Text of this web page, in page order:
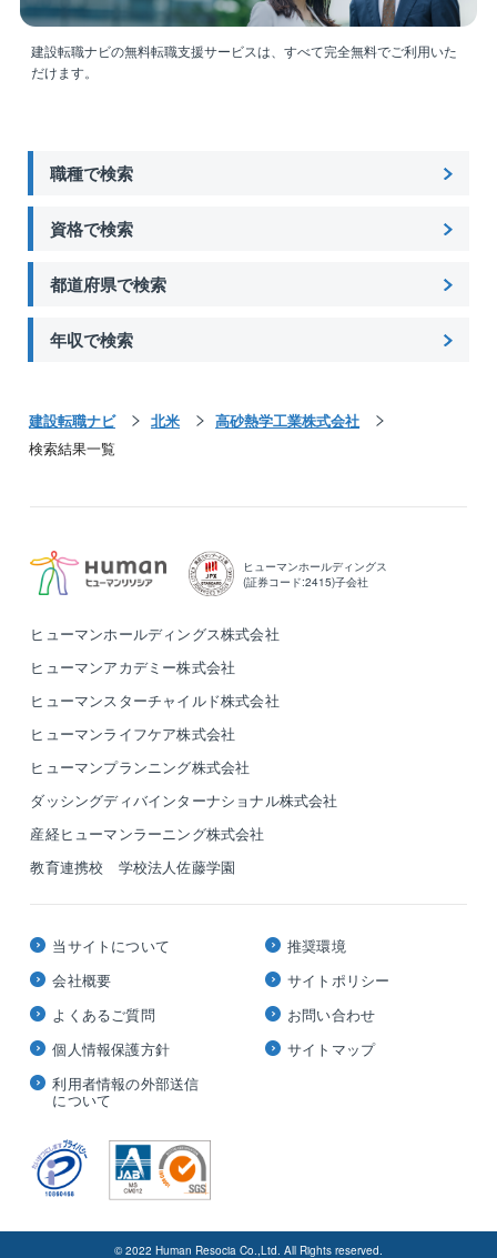
建設転職ナビの無料転職支援サービスは、すべて完全無料でご利用いた
だけます。
職種で検索
資格で検索
都道府県で検索
年収で検索
建設転職ナビ 北米
高砂熱学工業株式会社
検索結果一覧
ヒューマンホールディングス
(証券コード:2415)子会社
ヒューマンホールディングス株式会社
ヒューマンアカデミー株式会社
ヒューマンスターチャイルド株式会社
ヒューマンライフケア株式会社
ヒューマンプランニング株式会社
ダッシングディバインターナショナル株式会社
産経ヒューマンラーニング株式会社
教育連携校 学校法人佐藤学園
当サイトについて
会社概要
よくあるご質問
個人情報保護方針
利用者情報の外部送信
について
推奨環境
サイトポリシー
お問い合わせ
サイトマップ
© 2022 Human Resocia Co.,Ltd. All Rights reserved.